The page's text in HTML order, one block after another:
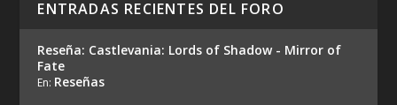
ENTRADAS RECIENTES DEL FORO
Reseña: Castlevania: Lords of Shadow - Mirror of
Fate
En: Reseñas